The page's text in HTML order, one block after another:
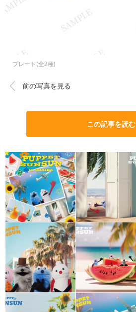
プレート(全2種)
前の写真を見る
この記事を読む